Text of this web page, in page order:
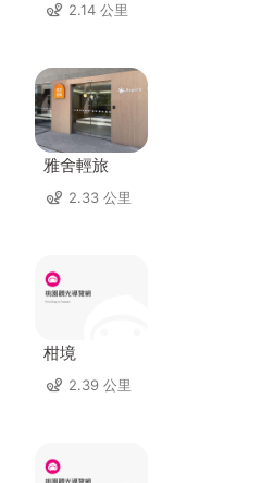
2.14 公里
雅舍輕旅
2.33 公里
柑境
2.39 公里